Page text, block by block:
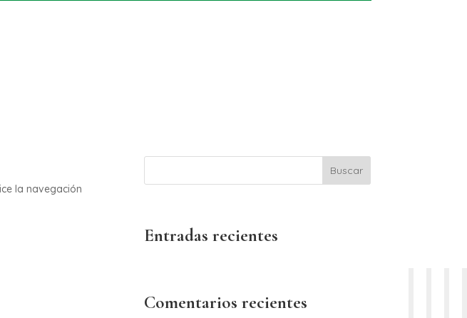
la navegación
Buscar
Entradas recientes
Comentarios recientes